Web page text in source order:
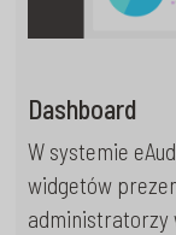
Dashboard
W systemie
widgetów
administratorzy